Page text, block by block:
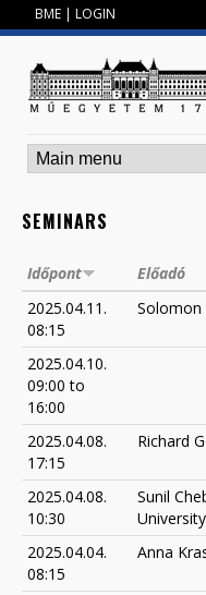
BME | LOGIN
SEMINARS
Időpont Előadó
2025.04.11.
08:15
Solomon
2025.04.10.
09:00 to
16:00
2025.04.08.
17:15
Richard
2025.04.08.
10:30
Sunil
2025.04.04.
08:15
Anna